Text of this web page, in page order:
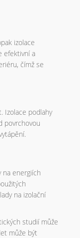
izolace
efektivní a
čímž se
Izolace podlahy
povrchovou
na energiích
na izolační
studií může
může být